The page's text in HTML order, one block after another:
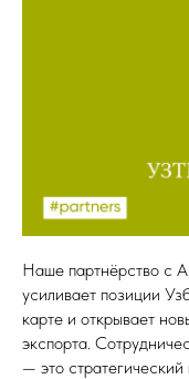
Наше партнёрство с
усиливает позиции
карте и открывает
экспорта.
— это